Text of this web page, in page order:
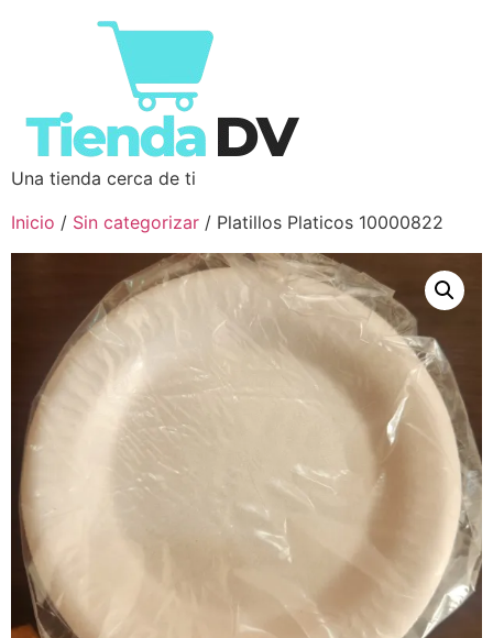
Una tienda cerca de ti
Inicio / Sin categorizar / Platillos Platicos 10000822